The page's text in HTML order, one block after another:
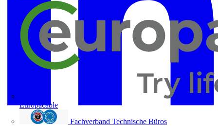
Europacable
Fachverband Technische Büros